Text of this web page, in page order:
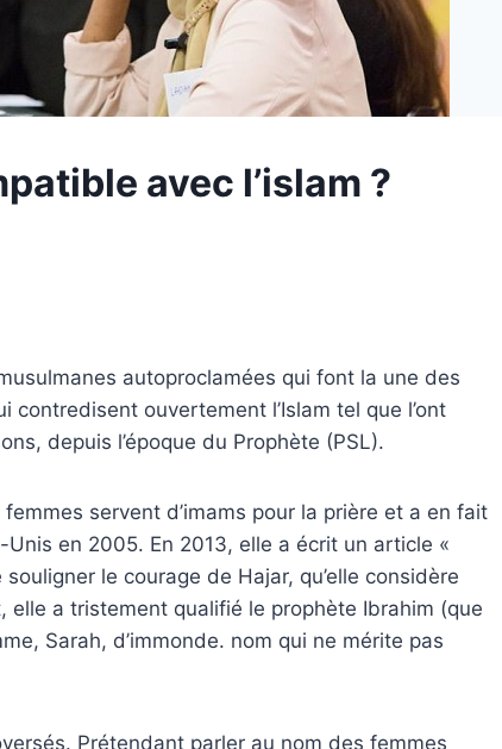
avec l’islam ?
autoproclamées qui font la une des
ouvertement l’Islam tel que l’ont
depuis l’époque du Prophète (PSL).
femmes servent d’imams pour la prière et a en fait
en 2005. En 2013, elle a écrit un article «
le courage de Hajar, qu’elle considère
a tristement qualifié le prophète Ibrahim (que
Sarah, d’immonde. nom qui ne mérite pas
Prétendant parler au nom des femmes